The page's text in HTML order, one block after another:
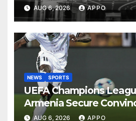
AUG 6, 2026 APPO
NEWS SPORTS
UEFA Champions
Armenia Secure
Over Shamrock Rovers
AUG 6, 2026 APPO